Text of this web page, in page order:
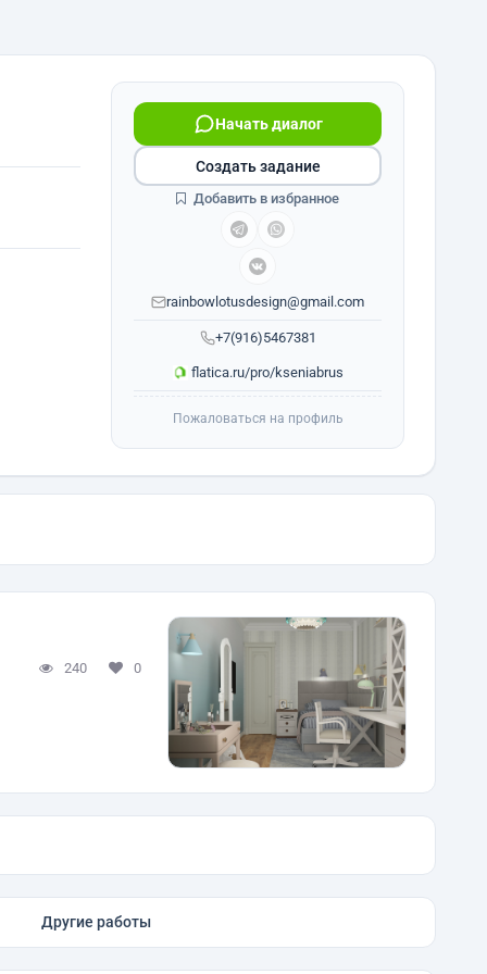
+7(916)5467381
Начать диалог
rainbowlotusdesign@gmail.com
flatica.ru/pro/kseniabrus
Создать задание
Добавить в избранное
Пожаловаться на профиль
240 0
Другие работы